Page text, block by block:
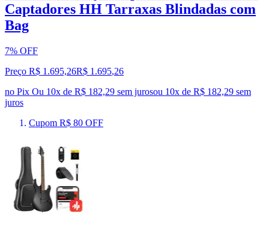
Captadores HH Tarraxas Blindadas com
Bag
7% OFF
Preço R$ 1.695,26R$ 1.695,26
no Pix Ou 10x de R$ 182,29 sem jurosou 10x de R$ 182,29 sem
juros
Cupom R$ 80 OFF